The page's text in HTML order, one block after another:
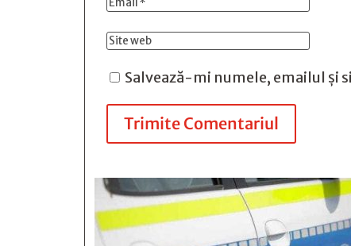
Salvează-mi numele, emailul și
Trimite Comentariul